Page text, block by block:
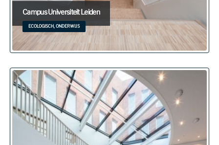
Campus Universiteit Leiden
ECOLOGISCH, ONDERWIJS